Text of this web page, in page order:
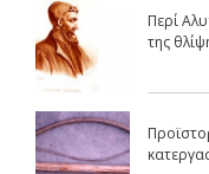
Περί
της